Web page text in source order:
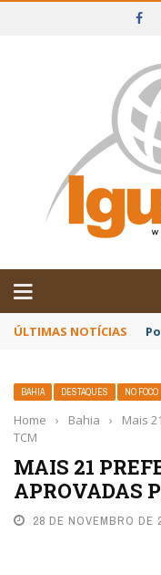
IGUAÍ E SUDOESTE
ÚLTIMAS NOTÍCIAS
BAHIA DESTAQUES NO FOCO
Home › Bahia ›
Mais
TCM
MAIS 21
APROVADAS
28 DE NOVEMBRO DE